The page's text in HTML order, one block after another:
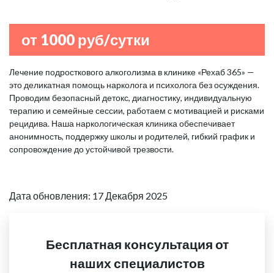
от 1000 руб/сутки
Лечение подросткового алкоголизма в клинике «Рехаб 365» —
это деликатная помощь нарколога и психолога без осуждения.
Проводим безопасный детокс, диагностику, индивидуальную
терапию и семейные сессии, работаем с мотивацией и рисками
рецидива. Наша наркологическая клиника обеспечивает
анонимность, поддержку школы и родителей, гибкий график и
сопровождение до устойчивой трезвости.
Дата обновления: 17 Декабря 2025
Бесплатная консультация от
наших специалистов